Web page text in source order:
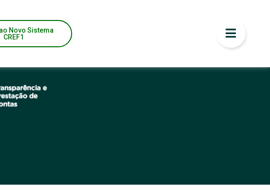
Novo Sistema
CREF1
PREÇO